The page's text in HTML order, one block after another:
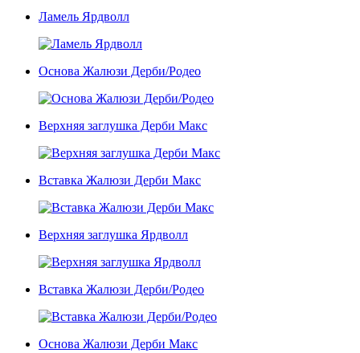
Ламель Ярдволл
Основа Жалюзи Дерби/Родео
Верхняя заглушка Дерби Макс
Вставка Жалюзи Дерби Макс
Верхняя заглушка Ярдволл
Вставка Жалюзи Дерби/Родео
Основа Жалюзи Дерби Макс